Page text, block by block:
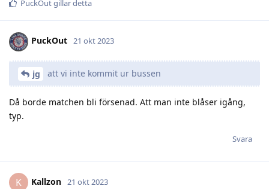
PuckOutgillar detta
PuckOut 21 okt 2023
jg att vi inte kommit ur bussen
Då borde matchen bli försenad. Att man inte blåser igång,
typ.
Svara
K Kallzon 21 okt 2023